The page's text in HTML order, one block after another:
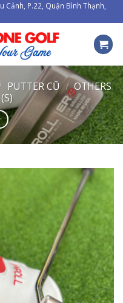
P.22, Quận Bình Thạnh,
PUTTER CŨ / OTHERS